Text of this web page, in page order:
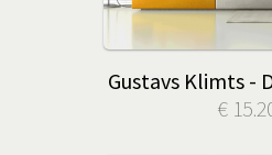
Gustavs Klimts -
€